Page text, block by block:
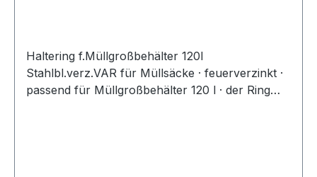
Haltering f.Müllgroßbehälter 120l
Stahlbl.verz.VAR für Müllsäcke · feuerverzinkt ·
passend für Müllgroßbehälter 120 l · der Ring